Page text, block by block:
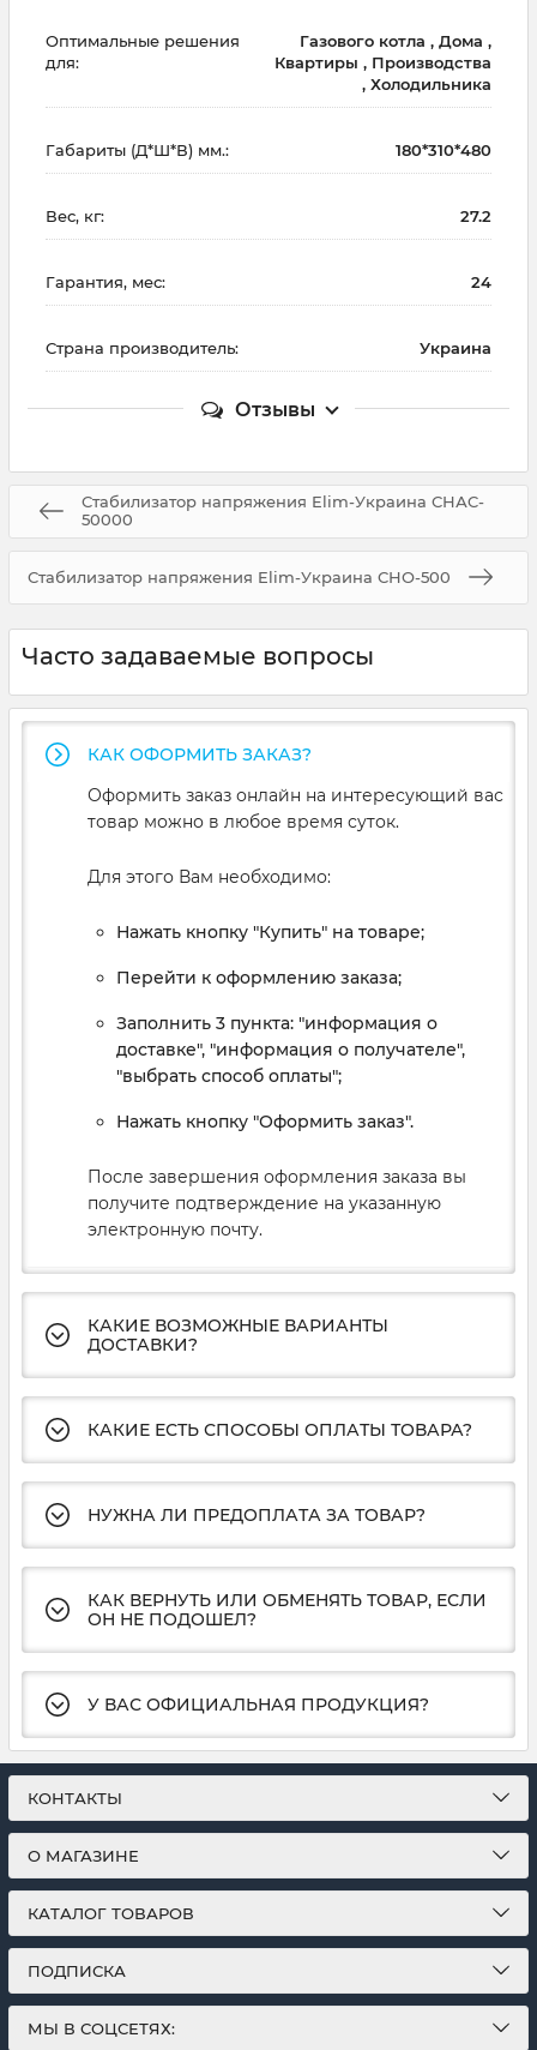
Оптимальные решения
для:
Газового котла , Дома ,
Квартиры , Производства
, Холодильника
Габариты (Д*Ш*В) мм.: 180*310*480
Вес, кг: 27.2
Гарантия, мес: 24
Страна производитель: Украина
Отзывы
Стабилизатор напряжения Elim-Украина СНАC-
50000
Стабилизатор напряжения Elim-Украина СНО-500
Часто задаваемые вопросы
КАК ОФОРМИТЬ ЗАКАЗ?
Оформить заказ онлайн на интересующий вас
товар можно в любое время суток.
Для этого Вам необходимо:
Нажать кнопку "Купить" на товаре;
Перейти к оформлению заказа;
Заполнить 3 пункта: "информация о
доставке", "информация о получателе",
"выбрать способ оплаты";
Нажать кнопку "Оформить заказ".
После завершения оформления заказа вы
получите подтверждение на указанную
электронную почту.
КАКИЕ ВОЗМОЖНЫЕ ВАРИАНТЫ
ДОСТАВКИ?
КАКИЕ ЕСТЬ СПОСОБЫ ОПЛАТЫ ТОВАРА?
НУЖНА ЛИ ПРЕДОПЛАТА ЗА ТОВАР?
КАК ВЕРНУТЬ ИЛИ ОБМЕНЯТЬ ТОВАР, ЕСЛИ
ОН НЕ ПОДОШЕЛ?
У ВАС ОФИЦИАЛЬНАЯ ПРОДУКЦИЯ?
КОНТАКТЫ
О МАГАЗИНЕ
КАТАЛОГ ТОВАРОВ
ПОДПИСКА
МЫ В СОЦСЕТЯХ: